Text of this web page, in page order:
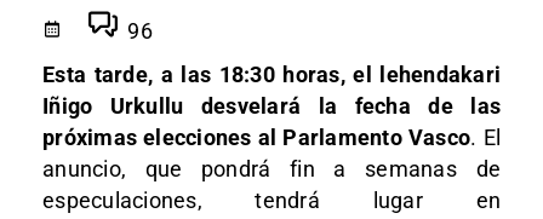
96
Esta tarde, a las 18:30 horas, el lehendakari
Iñigo Urkullu desvelará la fecha de las
próximas elecciones al Parlamento Vasco. El
anuncio, que pondrá fin a semanas de
especulaciones, tendrá lugar en